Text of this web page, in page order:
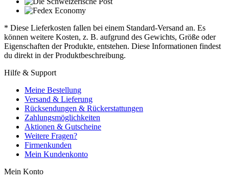
* Diese Lieferkosten fallen bei einem Standard-Versand an. Es
können weitere Kosten, z. B. aufgrund des Gewichts, Größe oder
Eigenschaften der Produkte, entstehen. Diese Informationen findest
du direkt in der Produktbeschreibung.
Hilfe & Support
Meine Bestellung
Versand & Lieferung
Rücksendungen & Rückerstattungen
Zahlungsmöglichkeiten
Aktionen & Gutscheine
Weitere Fragen?
Firmenkunden
Mein Kundenkonto
Mein Konto